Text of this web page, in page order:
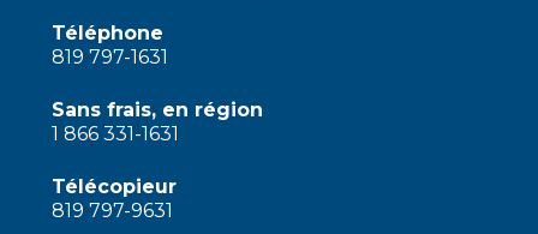
Téléphone
819 797-1631
Sans frais, en région
1 866 331-1631
Télécopieur
819 797-9631